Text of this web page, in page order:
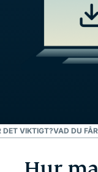
DET VIKTIGT?VAD DU
Hur man